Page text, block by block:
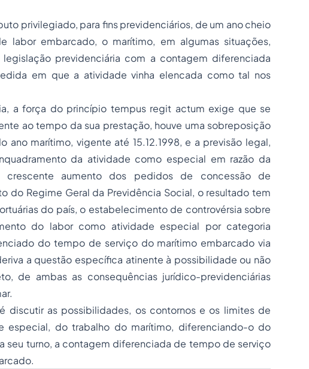
privilegiado, para fins previdenciários, de um ano cheio
labor embarcado, o marítimo, em algumas situações,
previdenciária com a contagem diferenciada
em que a atividade vinha elencada como tal nos
a força do princípio tempus regit actum exige que se
ao tempo da sua prestação, houve uma sobreposição
ano marítimo, vigente até 15.12.1998, e a previsão legal,
da atividade como especial em razão da
crescente aumento dos pedidos de concessão de
do Regime Geral da Previdência Social, o resultado tem
do país, o estabelecimento de controvérsia sobre
do labor como atividade especial por categoria
do tempo de serviço do marítimo embarcado via
a questão específica atinente à possibilidade ou não
de ambas as consequências jurídico-previdenciárias
discutir as possibilidades, os contornos e os limites de
especial, do trabalho do marítimo, diferenciando-o do
seu turno, a contagem diferenciada de tempo de serviço